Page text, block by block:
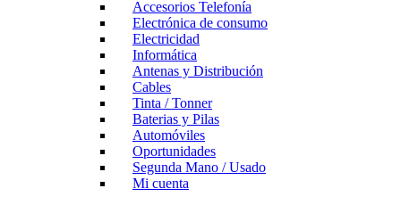
Accesorios Telefonía
Electrónica de consumo
Electricidad
Informática
Antenas y Distribución
Cables
Tinta / Tonner
Baterias y Pilas
Automóviles
Oportunidades
Segunda Mano / Usado
Mi cuenta